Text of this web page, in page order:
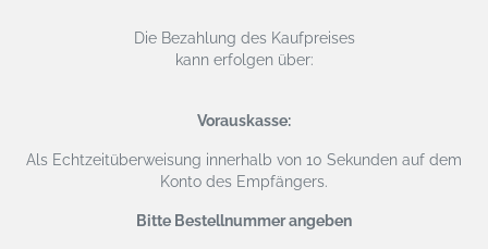
Die Bezahlung des Kaufpreises
kann erfolgen über:
Vorauskasse:
Als Echtzeitüberweisung innerhalb von 10 Sekunden auf dem
Konto des Empfängers.
Bitte Bestellnummer angeben